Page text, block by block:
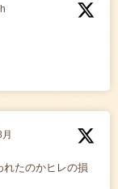
れたのかヒレの損